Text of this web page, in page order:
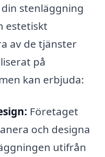
stenläggning
estetiskt
av de tjänster
på
kan erbjuda:
Företaget
och designa
utifrån